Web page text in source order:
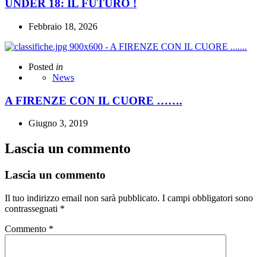
UNDER 18: IL FUTURO !
Febbraio 18, 2026
Posted in
News
A FIRENZE CON IL CUORE …….
Giugno 3, 2019
Lascia un commento
Lascia un commento
Il tuo indirizzo email non sarà pubblicato. I campi obbligatori sono
contrassegnati *
Commento *